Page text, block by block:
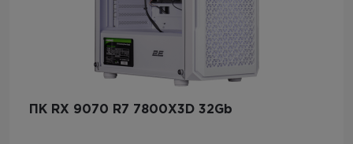
ПК RX 9070 R7 7800X3D 32Gb